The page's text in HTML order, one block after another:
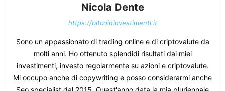
Nicola Dente
https://bitcoininvestimenti.it
Sono un appassionato di trading online e di criptovalute da
molti anni. Ho ottenuto splendidi risultati dai miei
investimenti, investo regolarmente su azioni e criptovalute.
Mi occupo anche di copywriting e posso considerarmi anche